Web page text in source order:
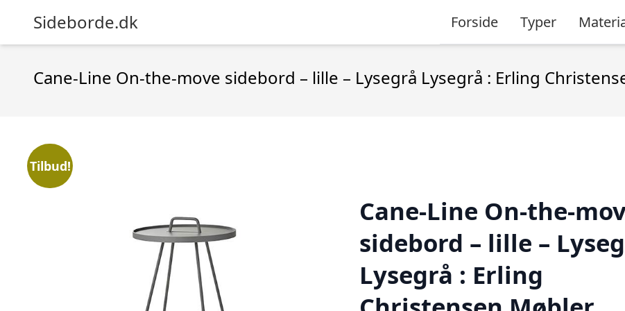
Sideborde.dk Forside Typer
Cane-Line On-the-move sidebord – lille – Lysegrå Lysegrå : Erling
Tilbud!
Cane-Line On-the-
sidebord – lille –
Lysegrå : Erling